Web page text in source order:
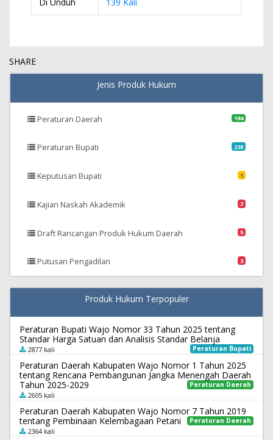
SHARE
Jenis Produk Hukum
Peraturan Daerah 194
Peraturan Bupati 228
Keputusan Bupati 1
Kajian Naskah Akademik 2
Draft Rancangan Produk Hukum Daerah 5
Putusan Pengadilan 3
Produk Hukum Terpopuler
Peraturan Bupati Wajo Nomor 33 Tahun 2025 tentang
Standar Harga Satuan dan Analisis Standar Belanja
Peraturan Bupati
2877 kali
Peraturan Daerah Kabupaten Wajo Nomor 1 Tahun 2025
tentang Rencana Pembangunan Jangka Menengah Daerah
Tahun 2025-2029
Peraturan Daerah
2605 kali
Peraturan Daerah Kabupaten Wajo Nomor 7 Tahun 2019
tentang Pembinaan Kelembagaan Petani
Peraturan Daerah
2364 kali